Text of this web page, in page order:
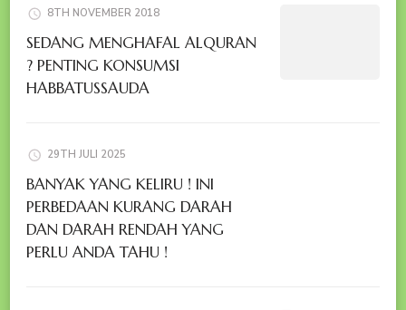
8TH NOVEMBER 2018
SEDANG MENGHAFAL ALQURAN
? PENTING KONSUMSI
HABBATUSSAUDA
29TH JULI 2025
BANYAK YANG KELIRU ! INI
PERBEDAAN KURANG DARAH
DAN DARAH RENDAH YANG
PERLU ANDA TAHU !